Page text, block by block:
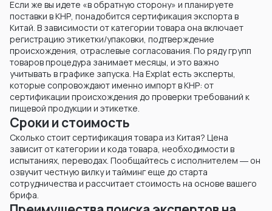
Если же вы идете «в обратную сторону» и планируете
поставки в КНР, понадобится сертификация экспорта в
Китай. В зависимости от категории товара она включает
регистрацию этикетки/упаковки, подтверждение
происхождения, отраслевые согласования. По ряду групп
товаров процедура занимает месяцы, и это важно
учитывать в графике запуска. На Explat есть эксперты,
которые сопровождают именно импорт в КНР: от
сертификации происхождения до проверки требований к
пищевой продукции и этикетке.
Сроки и стоимость
Сколько стоит сертификация товара из Китая? Цена
зависит от категории и кода товара, необходимости в
испытаниях, переводах. Пообщайтесь с исполнителем ― он
озвучит честную вилку и тайминг еще до старта
сотрудничества и рассчитает стоимость на основе вашего
брифа.